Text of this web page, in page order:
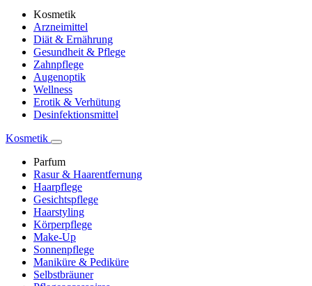
Kosmetik
Arzneimittel
Diät & Ernährung
Gesundheit & Pflege
Zahnpflege
Augenoptik
Wellness
Erotik & Verhütung
Desinfektionsmittel
Kosmetik
Parfum
Rasur & Haarentfernung
Haarpflege
Gesichtspflege
Haarstyling
Körperpflege
Make-Up
Sonnenpflege
Maniküre & Pediküre
Selbstbräuner